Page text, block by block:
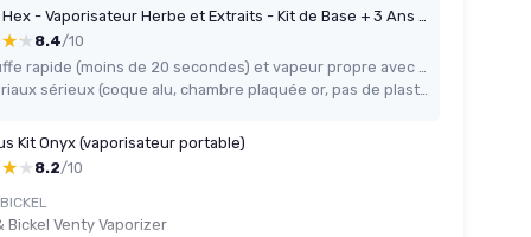
8.4/10
Kit Onyx (vaporisateur portable)
8.2/10
Bickel Venty Vaporizer